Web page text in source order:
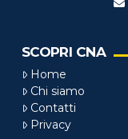
SCOPRI CNA
Home
Chi siamo
Contatti
Privacy